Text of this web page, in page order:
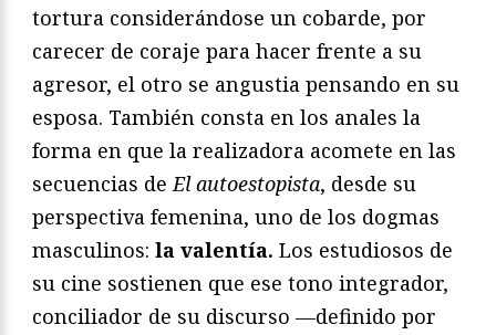
tortura considerándose un cobarde, por
carecer de coraje para hacer frente a su
agresor, el otro se angustia pensando en su
esposa. También consta en los anales la
forma en que la realizadora acomete en las
secuencias deEl autoestopista, desde su
perspectiva femenina, uno de los dogmas
masculinos: la valentía. Los estudiosos de
su cine sostienen que ese tono integrador,
conciliador de su discurso —definido por